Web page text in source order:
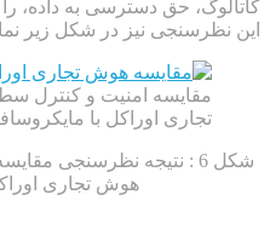
کاتالوگ، حق دسترسی به داده،
این نظرسنجی نیز در شکل زیر
مقایسه امنیت و کنترل
تجاری اوراکل با
شکل 6 : نتیجه نظرسنجی
هوش تجاری